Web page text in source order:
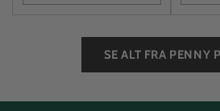
Antal Antal
SE ALT FRA PENNY